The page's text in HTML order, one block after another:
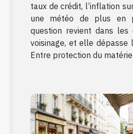
taux de crédit, l’inflation
une météo de plus en
question revient dans les
voisinage, et elle dépasse
Entre protection du